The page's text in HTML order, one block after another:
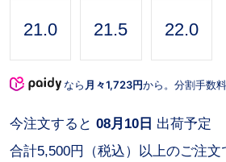
21.0 21.5 22.0
なら 月々1,723円から。分割手数
合計5,500円（税込）以上のご注文
今注文すると 08月10日 出荷予定